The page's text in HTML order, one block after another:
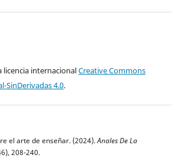
licencia internacionalCreative Commons
SinDerivadas 4.0.
el arte de enseñar. (2024).Anales De La
208-240.